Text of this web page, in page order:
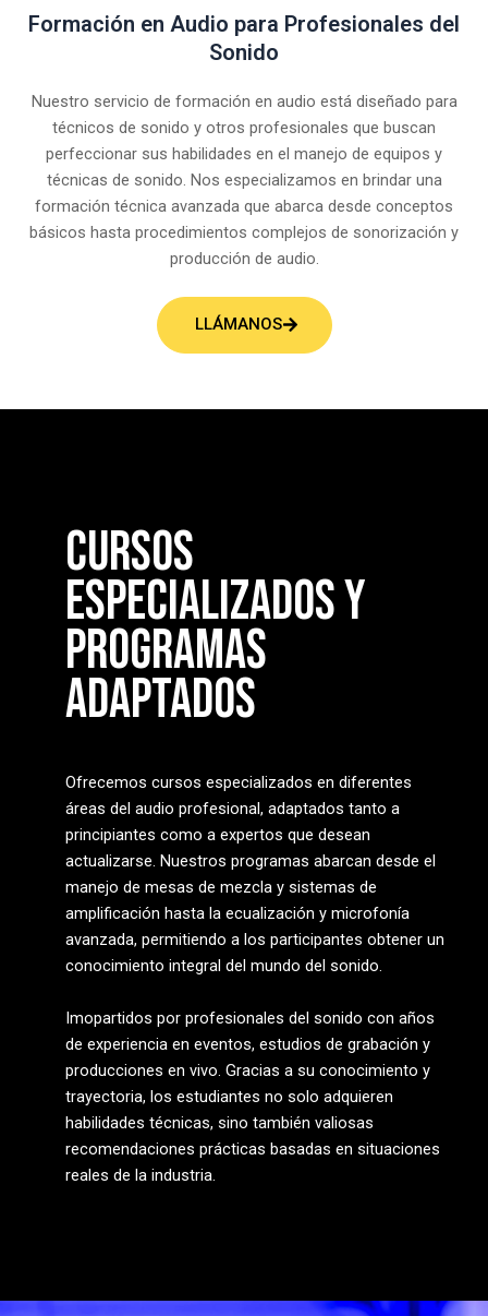
Formación en Audio para Profesionales del
Sonido
Nuestro servicio de formación en audio está diseñado para
técnicos de sonido y otros profesionales que buscan
perfeccionar sus habilidades en el manejo de equipos y
técnicas de sonido. Nos especializamos en brindar una
formación técnica avanzada que abarca desde conceptos
básicos hasta procedimientos complejos de sonorización y
producción de audio.
LLÁMANOS
CURSOS
ESPECIALIZADOS Y
PROGRAMAS
ADAPTADOS
Ofrecemos cursos especializados en diferentes
áreas del audio profesional, adaptados tanto a
principiantes como a expertos que desean
actualizarse. Nuestros programas abarcan desde el
manejo de mesas de mezcla y sistemas de
amplificación hasta la ecualización y microfonía
avanzada, permitiendo a los participantes obtener un
conocimiento integral del mundo del sonido.
Imopartidos por profesionales del sonido con años
de experiencia en eventos, estudios de grabación y
producciones en vivo. Gracias a su conocimiento y
trayectoria, los estudiantes no solo adquieren
habilidades técnicas, sino también valiosas
recomendaciones prácticas basadas en situaciones
reales de la industria.